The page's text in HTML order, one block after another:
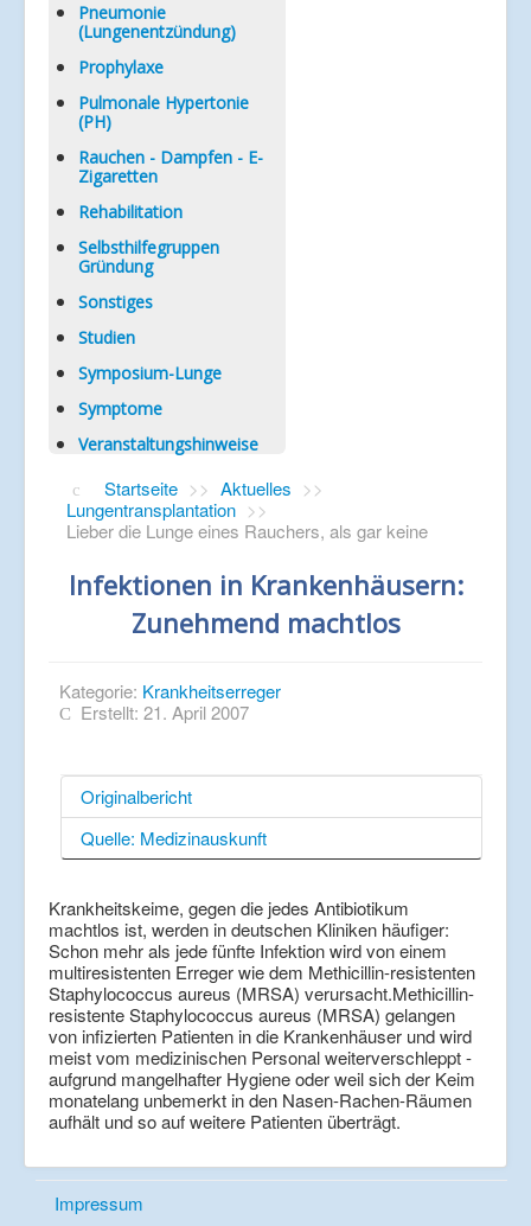
Pneumonie
(Lungenentzündung)
Prophylaxe
Pulmonale Hypertonie
(PH)
Rauchen - Dampfen - E-
Zigaretten
Rehabilitation
Selbsthilfegruppen
Gründung
Sonstiges
Studien
Symposium-Lunge
Symptome
Veranstaltungshinweise
Startseite >> Aktuelles >>
Lungentransplantation >>
Lieber die Lunge eines Rauchers, als gar keine
Infektionen in Krankenhäusern:
Zunehmend machtlos
Kategorie: Krankheitserreger
Erstellt: 21. April 2007
Originalbericht
Quelle: Medizinauskunft
Krankheitskeime, gegen die jedes Antibiotikum
machtlos ist, werden in deutschen Kliniken häufiger:
Schon mehr als jede fünfte Infektion wird von einem
multiresistenten Erreger wie dem Methicillin-resistenten
Staphylococcus aureus (MRSA) verursacht.Methicillin-
resistente Staphylococcus aureus (MRSA) gelangen
von infizierten Patienten in die Krankenhäuser und wird
meist vom medizinischen Personal weiterverschleppt -
aufgrund mangelhafter Hygiene oder weil sich der Keim
monatelang unbemerkt in den Nasen-Rachen-Räumen
aufhält und so auf weitere Patienten überträgt.
Impressum